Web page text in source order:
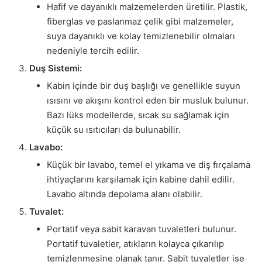
Hafif ve dayanıklı malzemelerden üretilir. Plastik,
fiberglas ve paslanmaz çelik gibi malzemeler,
suya dayanıklı ve kolay temizlenebilir olmaları
nedeniyle tercih edilir.
Duş Sistemi:
Kabin içinde bir duş başlığı ve genellikle suyun
ısısını ve akışını kontrol eden bir musluk bulunur.
Bazı lüks modellerde, sıcak su sağlamak için
küçük su ısıtıcıları da bulunabilir.
Lavabo:
Küçük bir lavabo, temel el yıkama ve diş fırçalama
ihtiyaçlarını karşılamak için kabine dahil edilir.
Lavabo altında depolama alanı olabilir.
Tuvalet:
Portatif veya sabit karavan tuvaletleri bulunur.
Portatif tuvaletler, atıkların kolayca çıkarılıp
temizlenmesine olanak tanır. Sabit tuvaletler ise